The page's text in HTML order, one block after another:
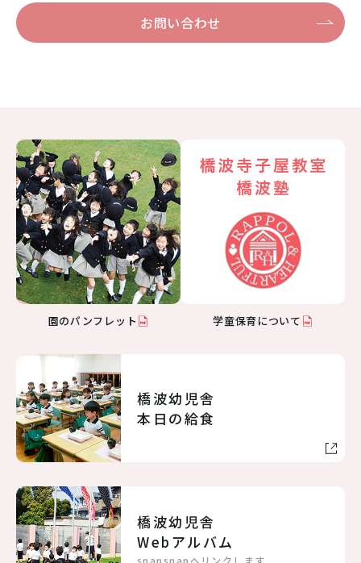
お問い合わせ
園のパンフレット 学童保育について
橋波幼児舎
本日の給食
橋波幼児舎
Webアルバム
snapsnapへリンクします